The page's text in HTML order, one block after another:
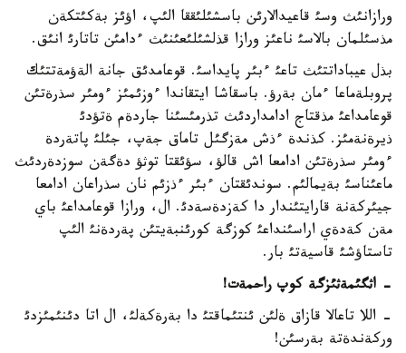
ورازانئث وسئ قاعيدالارئن باسشئلئققا الئپ، اؤئز بةكئتكةن
مذسئلمان بالاسئ ناعئز ورازا قذلشئلئعئنئث ءدامئن تاتارئ انئق.
بذل عيباداتتئث تاعئ ءبئر پايداسئ. قوعامدئق جانة الةؤمةتتئك
پروبلةماعا ءمان بةرؤ. باسقاشا ايتقاندا ءوزئمئز ءومئر سذرةتئن
قوعامداعئ مذقتاج ادامداردئث تذرمئسئنا جاردةم ةتؤدئ
ذيرةنةمئز. كذندة ءذش مةزگئل تاماق جةپ، جئلئ پاتةردة
ءومئر سذرةتئن ادامعا اش قالؤ، سؤئقتا توثؤ دةگةن سوزدةردئث
ماعئناسئ بةيمالئم. سوندئقتان ءبئر ءذزئم نان سذراعان ادامعا
جيئركةنة قارايتئندار دا كةزدةسةدئ. ال، ورازا قوعامداعئ باي
مةن كةدةي اراسئنداعئ كوزگة كورئنبةيتئن پةردةنئ الئپ
تاستاؤشئ قاسيةتئ بار.
- اثگئمةثئزگة كوپ راحمةت!
- اللا تاعالا قازاق ةلئن ئنتئماقتئ دا بةرةكةلئ، ال اتا دئنئمئزدئ
وركةندةتة بةرسئن!